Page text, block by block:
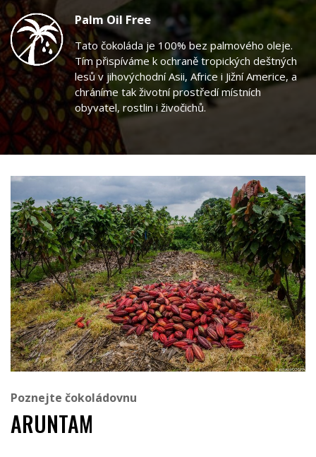
Palm Oil Free
Tato čokoláda je 100% bez palmového oleje.
Tím přispíváme k ochraně tropických deštných
lesů v jihovýchodní Asii, Africe i Jižní Americe, a
chráníme tak životní prostředí místních
obyvatel, rostlin i živočichů.
Poznejte čokoládovnu
ARUNTAM